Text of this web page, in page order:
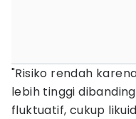
"Risiko rendah
lebih tinggi
fluktuatif, cukup